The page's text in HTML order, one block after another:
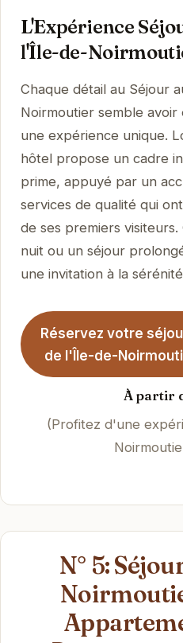
L'Expérience
l'Île-de-
Chaque détail au Séjour
Noirmoutier semble
une expérience unique.
hôtel propose un cadre
prime, appuyé par un
services de qualité qui
de ses premiers
nuit ou un séjour
une invitation à la
Réservez votre
de l'Île-de-
À partir
(Profitez d'une
N° 5: